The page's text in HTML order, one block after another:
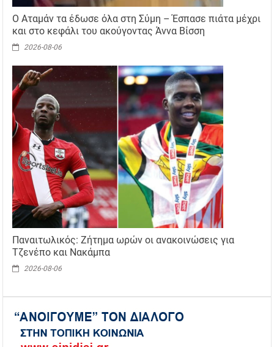
Ο Αταμάν τα έδωσε όλα στη Σύμη – Έσπασε πιάτα μέχρι
και στο κεφάλι του ακούγοντας Άννα Βίσση
2026-08-06
Παναιτωλικός: Ζήτημα ωρών οι ανακοινώσεις για
Τζενέπο και Νακάμπα
2026-08-06